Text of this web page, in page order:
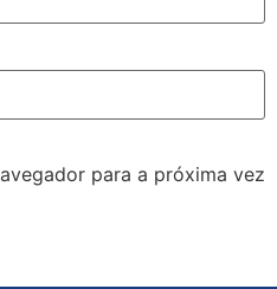
para a próxima vez